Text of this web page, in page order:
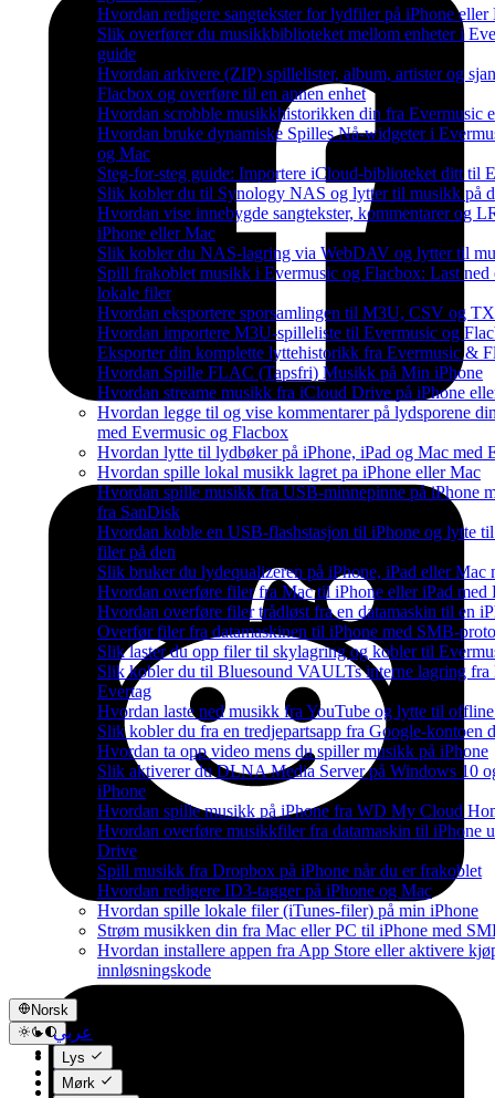
Hvordan redigere sangtekster for lydfiler på iPhone
Slik overfører du musikkbiblioteket mellom enheter i
guide
Hvordan arkivere (ZIP) spillelister, album, artister og
Flacbox og overføre til en annen enhet
Hvordan scrobble musikkhistorikken din fra Evermusic
Hvordan bruke dynamiske Spilles Nå-widgeter i
og Mac
Steg-for-steg guide: Importere iCloud-biblioteket ditt til
Slik kobler du til Synology NAS og lytter til musikk på
Hvordan vise innebygde sangtekster, kommentarer og
iPhone eller Mac
Slik kobler du NAS-lagring via WebDAV og lytter til
Spill frakoblet musikk i Evermusic og Flacbox: Last
lokale filer
Hvordan eksportere sporsamlingen til M3U, CSV og
Hvordan importere M3U-spilleliste til Evermusic og
Eksporter din komplette lyttehistorikk fra Evermusic &
Hvordan Spille FLAC (Tapsfri) Musikk på Min iPhone
Hvordan streame musikk fra iCloud Drive på iPhone
Hvordan legge til og vise kommentarer på lydsporene
med Evermusic og Flacbox
Hvordan lytte til lydbøker på iPhone, iPad og Mac med
Hvordan spille lokal musikk lagret pa iPhone eller Mac
Hvordan spille musikk fra USB-minnepinne på iPhone
fra SanDisk
Hvordan koble en USB-flashstasjon til iPhone og lytte
filer på den
Slik bruker du lydequalizeren på iPhone, iPad eller Mac
Hvordan overføre filer fra Mac til iPhone eller iPad med
Hvordan overføre filer trådløst fra en datamaskin til en
Overfør filer fra datamaskinen til iPhone med SMB-
Slik laster du opp filer til skylagring og kobler til
Slik kobler du til Bluesound VAULTs interne lagring fra
Evertag
Hvordan laste ned musikk fra YouTube og lytte til
Slik kobler du fra en tredjepartsapp fra Google-kontoen
Hvordan ta opp video mens du spiller musikk på iPhone
Slik aktiverer du DLNA Media Server på Windows 10
iPhone
Hvordan spille musikk på iPhone fra WD My Cloud
Hvordan overføre musikkfiler fra datamaskin til iPhone
Drive
Spill musikk fra Dropbox på iPhone når du er frakoblet
Hvordan redigere ID3-tagger på iPhone og Mac
Hvordan spille lokale filer (iTunes-filer) på min iPhone
Strøm musikken din fra Mac eller PC til iPhone med
Hvordan installere appen fra App Store eller aktivere
innløsningskode
Norsk
عربي
Català
Čeština
Dansk
Lys
Mørk